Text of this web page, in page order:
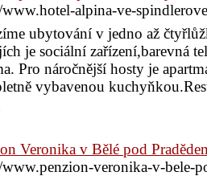
alpina-ve-
ubytování v jedno až
je sociální zařízení,barevná
Pro náročnější hosty je
vybavenou
Veronika v Bělé pod
veronika-v-bele-